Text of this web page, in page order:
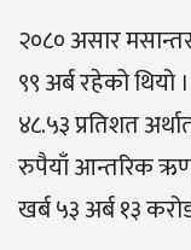
२०८० असार
९९ अर्ब रहेको
४८.५३ प्रतिशत
रुपैयाँ आन्तरिक ऋण
खर्ब ५३ अर्ब १३